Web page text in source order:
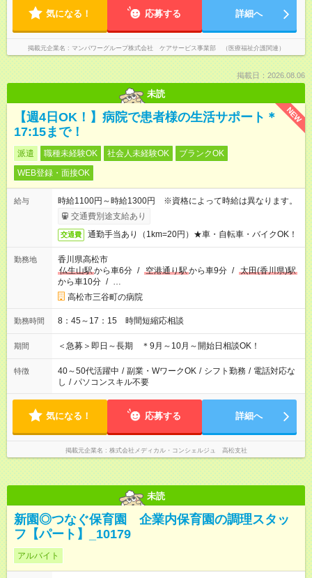
気になる！ 応募する 詳細へ
掲載元企業名 マンパワーグループ株式会社 ケアサービス事業部 （医療福祉介護関連）
掲載日：2026.08.06
未読
NEW
【週4日OK！】病院で患者様の生活サポート＊
17:15まで！
派遣 職種未経験OK 社会人未経験OK
ブランクOK
WEB登録・面接OK
給与
時給1100円～時給1300円 ※資格によって時給は異なります。
交通費別途支給あり
交通費 通勤手当あり（1km=20円）★車・自転車・バイクOK！
勤務地
香川県高松市
仏生山駅から車6分 / 空港通り駅から車9分 / 太田(香川県)駅
から車10分 / …
高松市三谷町の病院
勤務時間 8：45～17：15 時間短縮応相談
期間 ＜急募＞即日～長期 ＊9月～10月～開始日相談OK！
特徴 40～50代活躍中 / 副業・WワークOK / シフト勤務 / 電話対応な
し / パソコンスキル不要
気になる！ 応募する 詳細へ
掲載元企業名 株式会社メディカル・コンシェルジュ 高松支社
未読
新園◎つなぐ保育園 企業内保育園の調理スタッ
フ【パート】_10179
アルバイト